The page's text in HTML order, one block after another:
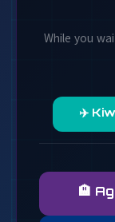
While you
✈️
🏨